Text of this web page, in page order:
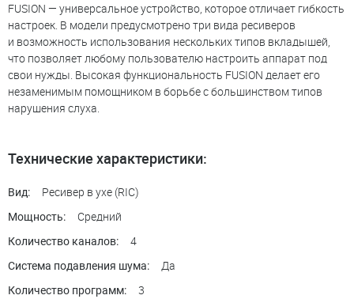
FUSION — универсальное устройство, которое отличает гибкость
настроек. В модели предусмотрено три вида ресиверов
и возможность использования нескольких типов вкладышей,
что позволяет любому пользователю настроить аппарат под
свои нужды. Высокая функциональность FUSION делает его
незаменимым помощником в борьбе с большинством типов
нарушения слуха.
Технические характеристики:
Вид: Ресивер в ухе (RIC)
Мощность: Средний
Количество каналов: 4
Система подавления шума: Да
Количество программ: 3